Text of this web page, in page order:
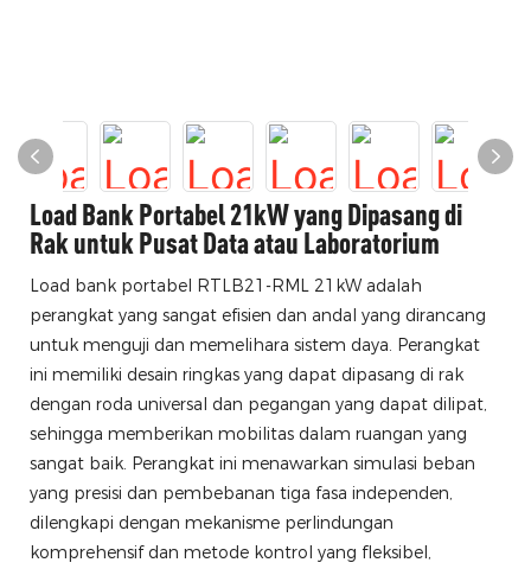
Load Bank Portabel 21kW yang Dipasang di
Rak untuk Pusat Data atau Laboratorium
Load bank portabel RTLB21-RML 21kW adalah
perangkat yang sangat efisien dan andal yang dirancang
untuk menguji dan memelihara sistem daya. Perangkat
ini memiliki desain ringkas yang dapat dipasang di rak
dengan roda universal dan pegangan yang dapat dilipat,
sehingga memberikan mobilitas dalam ruangan yang
sangat baik. Perangkat ini menawarkan simulasi beban
yang presisi dan pembebanan tiga fasa independen,
dilengkapi dengan mekanisme perlindungan
komprehensif dan metode kontrol yang fleksibel,